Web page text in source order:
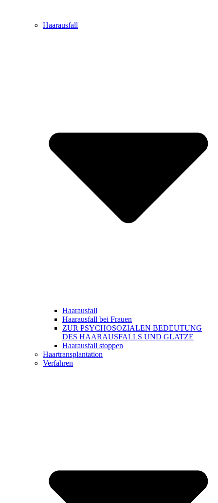
Haarausfall
Haarausfall
Haarausfall bei Frauen
ZUR PSYCHOSOZIALEN BEDEUTUNG
DES HAARAUSFALLS UND GLATZE
Haarausfall stoppen
Haartransplantation
Verfahren